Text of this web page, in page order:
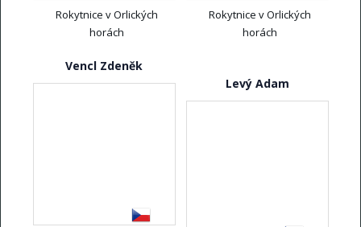
Rokytnice v Orlických
horách
Rokytnice v Orlických
horách
Vencl Zdeněk
Levý Adam